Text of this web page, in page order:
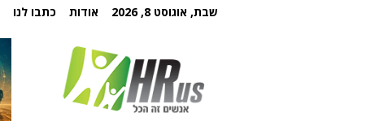
שבת, אוגוסט 8, 2026 אודות כתבו לנו